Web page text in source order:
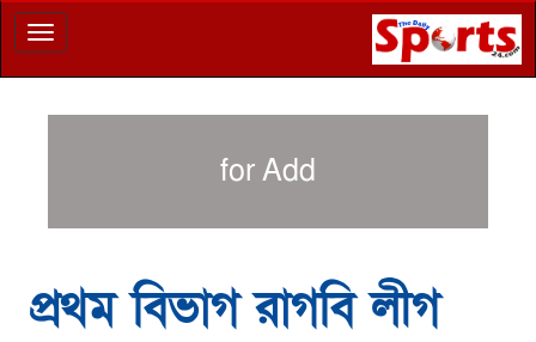
Toggle
navigation
for Add
প্রথম বিভাগ রাগবি লীগ